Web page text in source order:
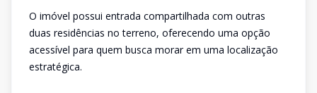
O imóvel possui entrada compartilhada com outras
duas residências no terreno, oferecendo uma opção
acessível para quem busca morar em uma localização
estratégica.